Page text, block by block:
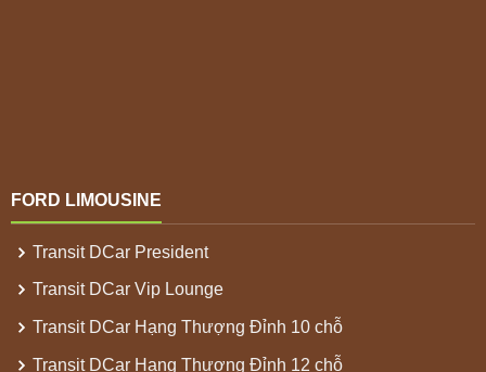
FORD LIMOUSINE
Transit DCar President
Transit DCar Vip Lounge
Transit DCar Hạng Thượng Đỉnh 10 chỗ
Transit DCar Hạng Thượng Đỉnh 12 chỗ